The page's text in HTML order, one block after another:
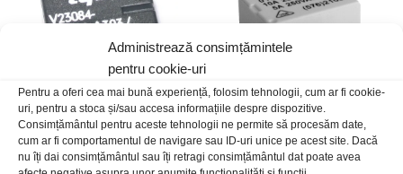
Administrează consimțămintele
pentru cookie-uri
Pentru a oferi cea mai bună experiență, folosim tehnologii, cum ar fi cookie-
uri, pentru a stoca și/sau accesa informațiile despre dispozitive.
Consimțământul pentru aceste tehnologii ne permite să procesăm date,
cum ar fi comportamentul de navigare sau ID-uri unice pe acest site. Dacă
nu îți dai consimțământul sau îți retragi consimțământul dat poate avea
Releu 12Vdc auto 30A V23084-
Releu 12Vdc 20A SPST-NO